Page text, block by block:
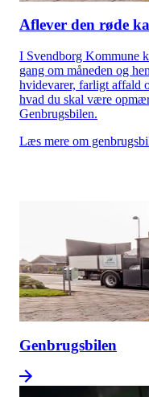
Aflever den røde
I Svendborg Kommune
gang om måneden og
hvidevarer, farligt affald
hvad du skal være
Genbrugsbilen.
Læs mere om
Genbrugsbilen